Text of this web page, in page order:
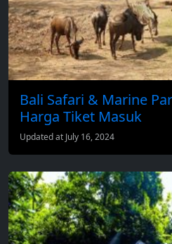
Bali Safari & Marine
Harga Tiket Masuk
Updated at July 16, 2024